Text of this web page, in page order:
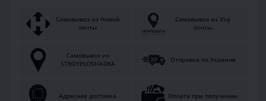
Самовывоз из Новой
почты
Самовывоз из Укр
почты
Самовывоз из
STROYPLOSHADKA
Отправка по Украине
Адресная доставка Оплата при получении